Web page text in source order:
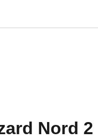
Nord 2